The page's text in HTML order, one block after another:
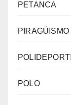
PETANCA
PIRAGÜISMO
POLO